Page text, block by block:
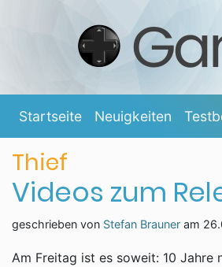
Startseite Neuigkeiten
Thief
Videos zum
geschrieben von Stefan Brauner am
Am Freitag ist es soweit: 10 Jahre